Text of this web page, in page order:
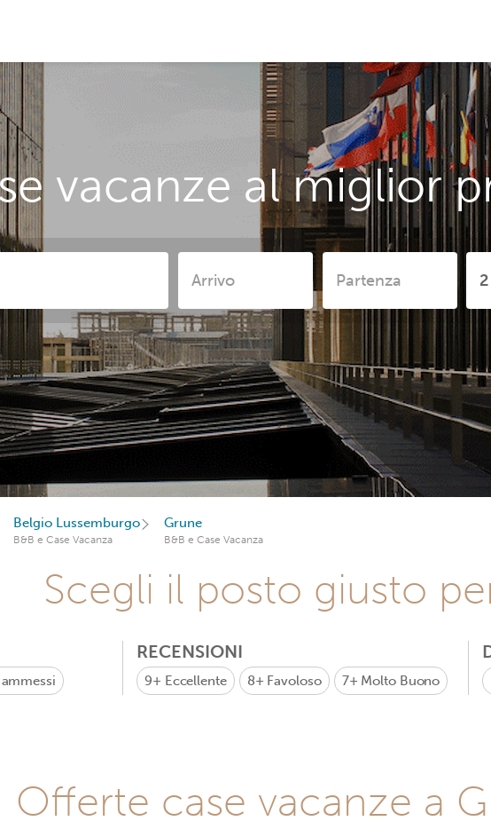
vacanze al miglior
Belgio Lussemburgo
B&B e Case Vacanza
Grune
B&B e Case Vacanza
Scegli il posto giusto
RECENSIONI
9+ Eccellente 8+ Favoloso 7+ Molto Buono
Offerte case vacanze a